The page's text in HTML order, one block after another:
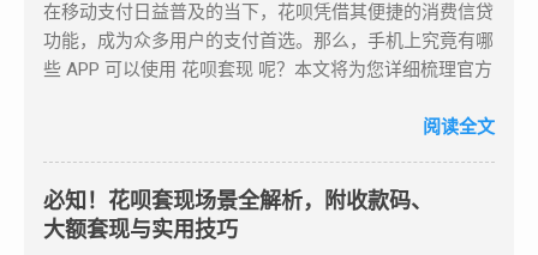
通过特定的支付渠道“转换”为现金。例如，某些平台可能
提供一种虚拟商品购买模式，通过购买虚拟商品后再申请
退款，退款金额就能够转回到用户的支付宝账户。用户可
呗套现的常见方法 花呗套现的方式较多，但每种方式背
后都有不同的操作流程和风险。下面列举了几种常见的套
现方法： 第三方套现平台 这类平台通常是通过将用户的
花呗额度转化为实际现金的方式来实现套现。一般来说，
折扣”享折上折。 推荐人群：品牌折扣爱好者、女性消费
者 苏宁易购 家电数码分期首选，支持花呗6期免息（单笔
满3000元），以旧换新最高抵2000元。线下门店同步支
索：“苏宁易购花呗家电分期” 二、第三方收款平台：多样
化场景支付方案 ...
在移动支付日益普及的当下，花呗凭借其便捷的消费信贷
功能，成为众多用户的支付首选。那么，手机上究竟有哪
些 APP 可以使用 花呗套现 呢？本文将为您详细梳理官方
一、官方支持平台：支付宝（蚂蚁金服） 支付宝作为花
仅能实现扫码支付、线下刷卡等基础消费操作，还可方便
地进行账单查询，及时了解消费明细。同时，支付宝提供
的还款提醒功能，能有效避免因遗忘还款而产生逾期。无
阅读全文
必知！花呗套现场景全解析，附收款码、
大额套现与实用技巧